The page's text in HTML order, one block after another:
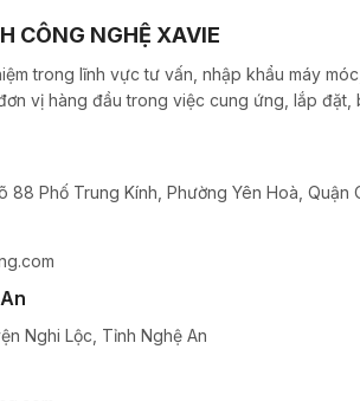
CÔNG NGHỆ XAVIE
trong lĩnh vực tư vấn, nhập khẩu máy
vị hàng đầu trong việc cung ứng, lắp đặt,
88 Phố Trung Kính, Phường Yên Hoà, Quận
Nghi Lộc, Tỉnh Nghệ An